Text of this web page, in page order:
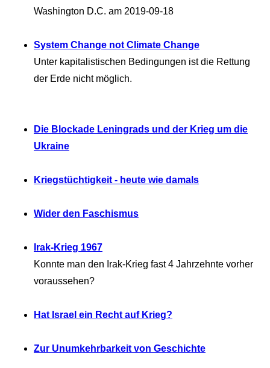
Washington D.C. am 2019-09-18
System Change not Climate Change
Unter kapitalistischen Bedingungen ist die Rettung
der Erde nicht möglich.
Die Blockade Leningrads und der Krieg um die
Ukraine
Kriegstüchtigkeit - heute wie damals
Wider den Faschismus
Irak-Krieg 1967
Konnte man den Irak-Krieg fast 4 Jahrzehnte vorher
voraussehen?
Hat Israel ein Recht auf Krieg?
Zur Unumkehrbarkeit von Geschichte